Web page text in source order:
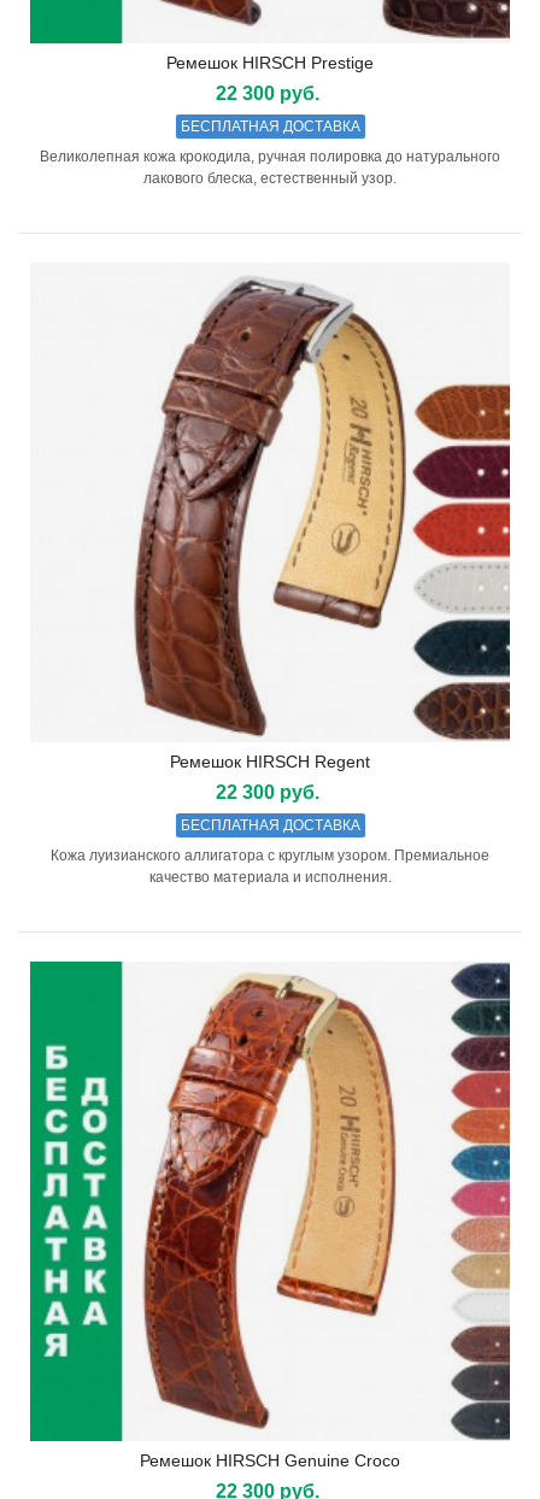
Ремешок HIRSCH Prestige
22 300 руб.
БЕСПЛАТНАЯ ДОСТАВКА
Великолепная кожа крокодила, ручная полировка до натурального
лакового блеска, естественный узор.
Ремешок HIRSCH Regent
22 300 руб.
БЕСПЛАТНАЯ ДОСТАВКА
Кожа луизианского аллигатора с круглым узором. Премиальное
качество материала и исполнения.
Ремешок HIRSCH Genuine Croco
22 300 руб.